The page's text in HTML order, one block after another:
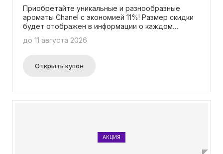
Приобретайте уникальные и разнообразные
ароматы Chanel с экономией 11%! Размер скидки
будет отображен в информации о каждом
до 11 августа 2026
Открыть купон
АКЦИЯ